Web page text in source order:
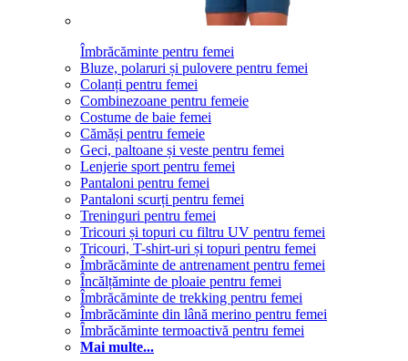
Îmbrăcăminte pentru femei
Bluze, polaruri și pulovere pentru femei
Colanți pentru femei
Combinezoane pentru femeie
Costume de baie femei
Cămăși pentru femeie
Geci, paltoane și veste pentru femei
Lenjerie sport pentru femei
Pantaloni pentru femei
Pantaloni scurți pentru femei
Treninguri pentru femei
Tricouri și topuri cu filtru UV pentru femei
Tricouri, T-shirt-uri și topuri pentru femei
Îmbrăcăminte de antrenament pentru femei
Încălțăminte de ploaie pentru femei
Îmbrăcăminte de trekking pentru femei
Îmbrăcăminte din lână merino pentru femei
Îmbrăcăminte termoactivă pentru femei
Mai multe...